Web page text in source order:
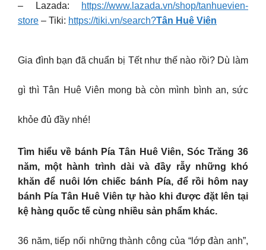
– Lazada:
https://www.lazada.vn/shop/tanhuevien-
store – Tiki: https://tiki.vn/search?Tân Huê Viên
Gia đình bạn đã chuẩn bị Tết như thế nào rồi? Dù làm
gì thì Tân Huê Viên mong bà còn mình bình an, sức
khỏe đủ đầy nhé!
Tìm hiểu về bánh Pía Tân Huê Viên, Sóc Trăng 36
năm, một hành trình dài và đầy rẫy những khó
khăn để nuôi lớn chiếc bánh Pía, để rồi hôm nay
bánh Pía Tân Huê Viên tự hào khi được đặt lên tại
kệ hàng quốc tế cùng nhiều sản phẩm khác.
36 năm, tiếp nối những thành công của “lớp đàn anh”,